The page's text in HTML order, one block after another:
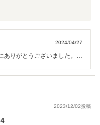
2024/04/27
りがとうございました。ま
気軽に御相談下さい。今後
2023/12/02投稿
4